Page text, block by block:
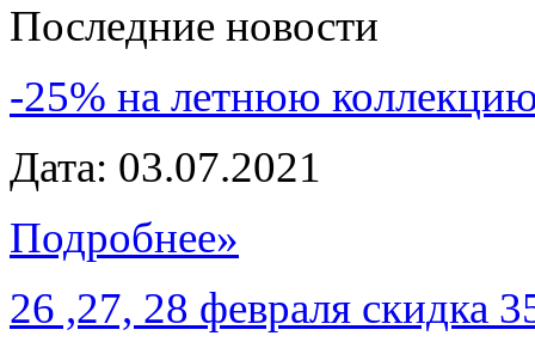
Последние новости
-25% на летнюю
Дата: 03.07.2021
Подробнее»
26 ,27, 28 февраля скидка